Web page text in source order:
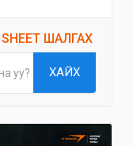
ШАЛГАХ
уу? ХАЙХ